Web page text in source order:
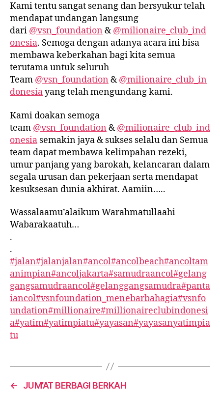
Kami tentu sangat senang dan bersyukur telah
mendapat undangan langsung
dari @vsn_foundation &@milionaire_club_ind
onesia. Semoga dengan adanya acara ini bisa
membawa keberkahan bagi kita semua
terutama untuk seluruh
Team @vsn_foundation &@milionaire_club_in
donesiayang telah mengundang kami.
Kami doakan semoga
team @vsn_foundation &@milionaire_club_ind
onesia semakin jaya & sukses selalu dan Semua
team dapat membawa kelimpahan rezeki,
umur panjang yang barokah, kelancaran dalam
segala urusan dan pekerjaan serta mendapat
kesuksesan dunia akhirat. Aamiin…..
Wassalaamu’alaikum Warahmatullaahi
Wabarakaatuh…
.
.
#jalan#jalanjalan#ancol#ancolbeach#ancoltam
animpian#ancoljakarta#samudraancol#gelang
gangsamudraancol#gelanggangsamudra#panta
iancol#vsnfoundation_menebarbahagia#vsnfo
undation#millionaire#millionaireclubindonesi
a#yatim#yatimpiatu#yayasan#yayasanyatimpia
tu
← JUM’AT BERBAGI BERKAH